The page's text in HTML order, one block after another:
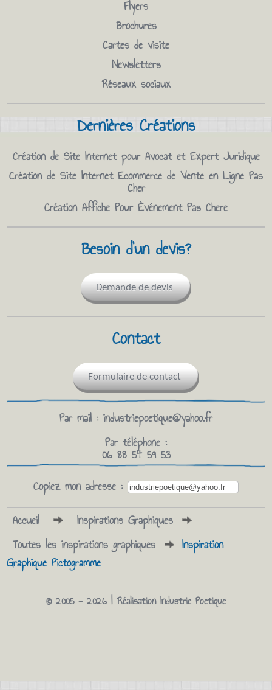
Flyers
Brochures
Cartes de visite
Newsletters
Réseaux sociaux
Dernières Créations
Création de Site Internet pour Avocat et Expert Juridique
Création de Site Internet Ecommerce de Vente en Ligne Pas
Cher
Création Affiche Pour Èvénement Pas Chere
Besoin d'un devis?
Demande de devis
Contact
Formulaire de contact
Par mail : industriepoetique@yahoo.fr
Par téléphone :
06 88 54 59 53
Copiez mon adresse :
Accueil
Inspirations Graphiques
Toutes les inspirations graphiques
Inspiration
Graphique Pictogramme
© 2005 - 2026 | Réalisation Industrie Poetique